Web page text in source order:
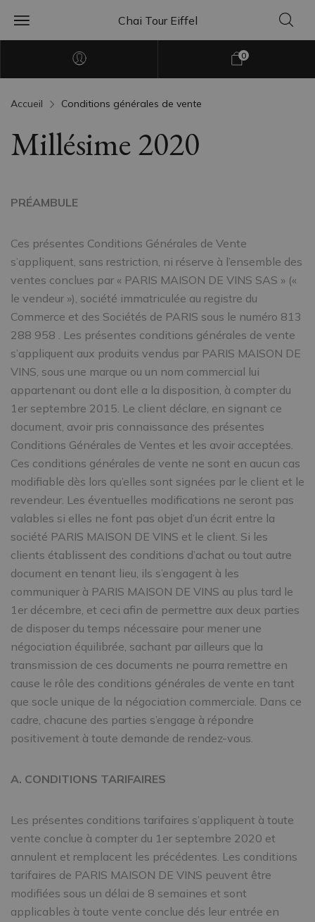
Chai Tour Eiffel
0
Accueil Conditions générales de vente
Millésime 2020
PRÉAMBULE
Ces présentes Conditions Générales de Vente
s’appliquent, sans restriction, ni réserve à l’ensemble des
ventes conclues par « PARIS MAISON DE VINS SAS » («
le vendeur »), société immatriculée au registre du
Commerce et des Sociétés de PARIS sous le numéro 813
288 958 . Les présentes conditions générales de vente
s’appliquent aux produits vendus par PARIS MAISON DE
VINS, sous une marque ou un nom commercial lui
appartenant ou dont elle a la disposition, à compter du
1er septembre 2015. Le client déclare, en signant ce
document, avoir pris connaissance des présentes
Conditions Générales de Ventes et les avoir acceptées.
Ces conditions générales de vente ne sont en aucun cas
modifiable dès lors qu’elles sont signées par le client et le
revendeur. Les éventuelles modifications ne seront pas
valables si elles ne font pas objet d’un écrit entre la
société PARIS MAISON DE VINS et le client. Si les
clients établissent des conditions d’achat ou tout autre
document en tenant lieu, ils s’engagent à les
communiquer à PARIS MAISON DE VINS au plus tard le
1er décembre, et ceci afin de permettre aux deux parties
de disposer du temps nécessaire pour mener une
négociation équilibrée, sachant par ailleurs que la
transmission de ces documents ne pourra remettre en
cause le rôle des conditions générales de vente en tant
que socle unique de la négociation commerciale. Dans ce
cadre, chacune des parties s’engage à répondre
positivement à toute demande de rendez-vous.
A. CONDITIONS TARIFAIRES
Les présentes conditions tarifaires s’appliquent à toute
vente conclue à compter du 1er septembre 2020 et
annulent et remplacent les précédentes. Les conditions
tarifaires de PARIS MAISON DE VINS peuvent être
modifiées sous un délai de 8 semaines et sont
applicables à toute vente conclue dés leur entrée en